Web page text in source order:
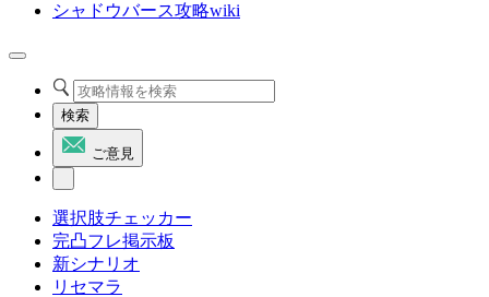
シャドウバース攻略wiki
検索
ご意見
選択肢チェッカー
完凸フレ掲示板
新シナリオ
リセマラ